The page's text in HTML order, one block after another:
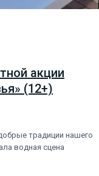
акции
(12+)
традиции нашего
водная сцена